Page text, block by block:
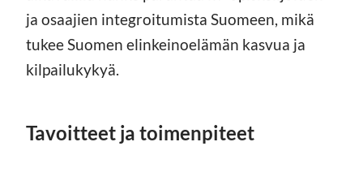
ja osaajien integroitumista Suomeen, mikä
tukee Suomen elinkeinoelämän kasvua ja
kilpailukykyä.
Tavoitteet ja toimenpiteet